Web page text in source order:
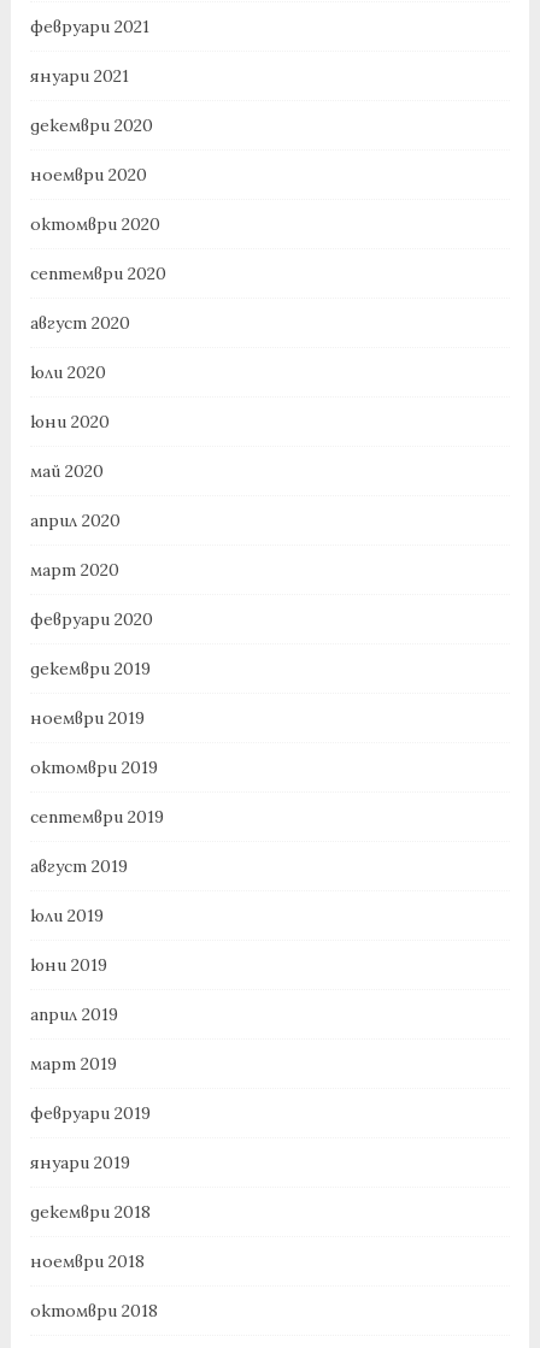
февруари 2021
януари 2021
декември 2020
ноември 2020
октомври 2020
септември 2020
август 2020
юли 2020
юни 2020
май 2020
април 2020
март 2020
февруари 2020
декември 2019
ноември 2019
октомври 2019
септември 2019
август 2019
юли 2019
юни 2019
април 2019
март 2019
февруари 2019
януари 2019
декември 2018
ноември 2018
октомври 2018